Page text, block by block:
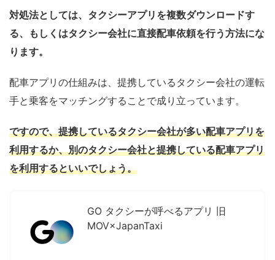
対処法としては、タクシーアプリを複数ダウンロードす
る、もしくはタクシー会社に直接配車依頼を行う方法にな
ります。
配車アプリの仕組みは、提携しているタクシー会社の運転
手と乗客をマッチングすることで成り立っています。
ですので、提携しているタクシー会社が多い配車アプリを
利用するか、別のタクシー会社と提携している配車アプリ
を利用するといいでしょう。
GO タクシーが呼べるアプリ 旧
MOV×JapanTaxi